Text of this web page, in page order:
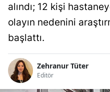
alındı; 12 kişi
olayın nedenini
başlattı.
Zehranur Tüter
Editör